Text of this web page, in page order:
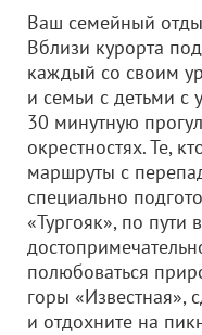
Ваш семейный
Вблизи курорта
каждый со своим
и семьи с детьми с
30 минутную
окрестностях. Те,
маршруты с
специально
«Тургояк», по пути
полюбоваться
горы «Известная»,
и отдохните на